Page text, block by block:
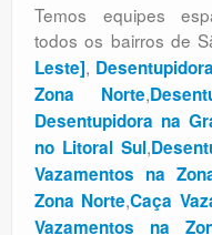
Temos equipes
todos os bairros de
Leste],
Zona Norte,
Desentupidora na
no Litoral Sul,
Vazamentos na
Zona Norte,Caça
Vazamentos na